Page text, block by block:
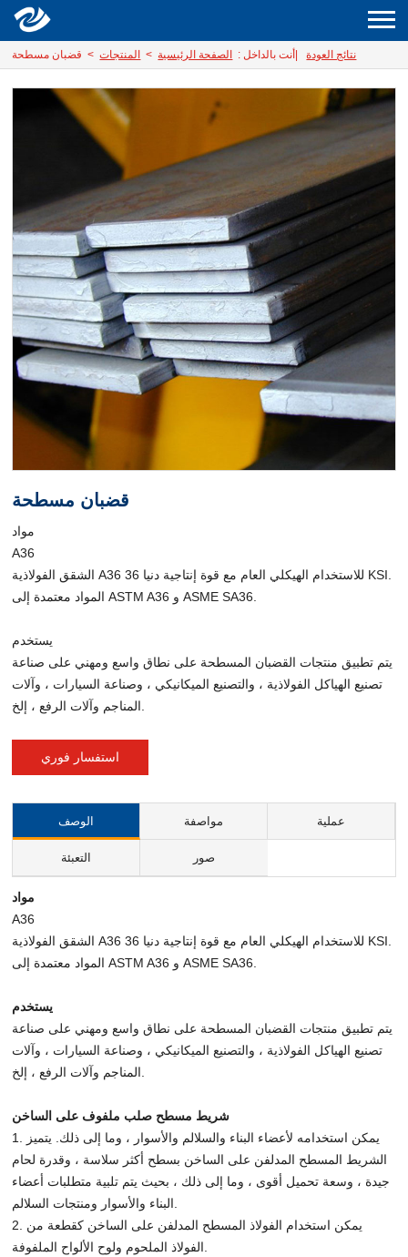
نتائج العودة| أنت بالداخل : الصفحة الرئيسية > المنتجات> قضبان مسطحة
قضبان مسطحة
مواد
A36
الشقق الفولاذية A36 للاستخدام الهيكلي العام مع قوة إنتاجية دنيا 36 KSI.
المواد معتمدة إلى ASTM A36 و ASME SA36.
يستخدم
يتم تطبيق منتجات القضبان المسطحة على نطاق واسع ومهني على صناعة
تصنيع الهياكل الفولاذية ، والتصنيع الميكانيكي ، وصناعة السيارات ، وآلات
استفسار فوري
الوصف مواصفة عملية
التعبئة صور
مواد
A36
الشقق الفولاذية A36 للاستخدام الهيكلي العام مع قوة إنتاجية دنيا 36 KSI.
المواد معتمدة إلى ASTM A36 و ASME SA36.
يستخدم
يتم تطبيق منتجات القضبان المسطحة على نطاق واسع ومهني على صناعة
تصنيع الهياكل الفولاذية ، والتصنيع الميكانيكي ، وصناعة السيارات ، وآلات
شريط مسطح صلب ملفوف على الساخن
1. يمكن استخدامه لأعضاء البناء والسلالم والأسوار ، وما إلى ذلك. يتميز
الشريط المسطح المدلفن على الساخن بسطح أكثر سلاسة ، وقدرة لحام
جيدة ، وسعة تحميل أقوى ، وما إلى ذلك ، بحيث يتم تلبية متطلبات أعضاء
2. يمكن استخدام الفولاذ المسطح المدلفن على الساخن كقطعة من